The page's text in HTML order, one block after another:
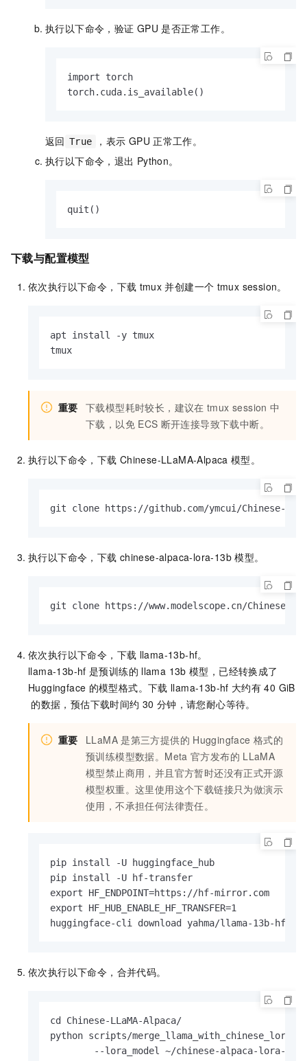
执行以下命令，验证 GPU 是否正常工作。
import torch
torch.cuda.is_available()
返回 True ，表示 GPU 正常工作。
执行以下命令，退出 Python。
quit()
下载与配置模型
依次执行以下命令，下载 tmux 并创建一个 tmux session。
apt install -y tmux
tmux
重要 下载模型耗时较长，建议在 tmux session 中
下载，以免 ECS 断开连接导致下载中断。
执行以下命令，下载 Chinese-LLaMA-Alpaca 模型。
git clone https://github.com/ymcui/Chinese-
执行以下命令，下载 chinese-alpaca-lora-13b 模型。
git clone https://www.modelscope.cn/
依次执行以下命令，下载 llama-13b-hf。
llama-13b-hf 是预训练的 llama 13b 模型，已经转换成了
Huggingface 的模型格式。下载 llama-13b-hf 大约有 40 GiB
的数据，预估下载时间约 30 分钟，请您耐心等待。
重要 LLaMA 是第三方提供的 Huggingface 格式的
预训练模型数据。Meta 官方发布的 LLaMA
模型禁止商用，并且官方暂时还没有正式开源
模型权重。这里使用这个下载链接只为做演示
使用，不承担任何法律责任。
pip install -U huggingface_hub
pip install -U hf-transfer
export HF_ENDPOINT=https://hf-mirror.com
export HF_HUB_ENABLE_HF_TRANSFER=1
huggingface-cli download yahma/llama-13b-hf
依次执行以下命令，合并代码。
cd Chinese-LLaMA-Alpaca/
python scripts/
--lora_model ~/chinese-alpaca-lora-